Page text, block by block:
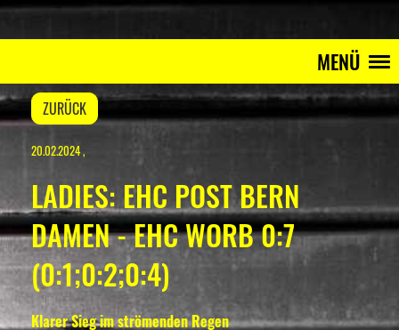
MENÜ
ZURÜCK
20.02.2024,
LADIES: EHC POST BERN
DAMEN - EHC WORB 0:7
(0:1;0:2;0:4)
Klarer Sieg im strömenden Regen